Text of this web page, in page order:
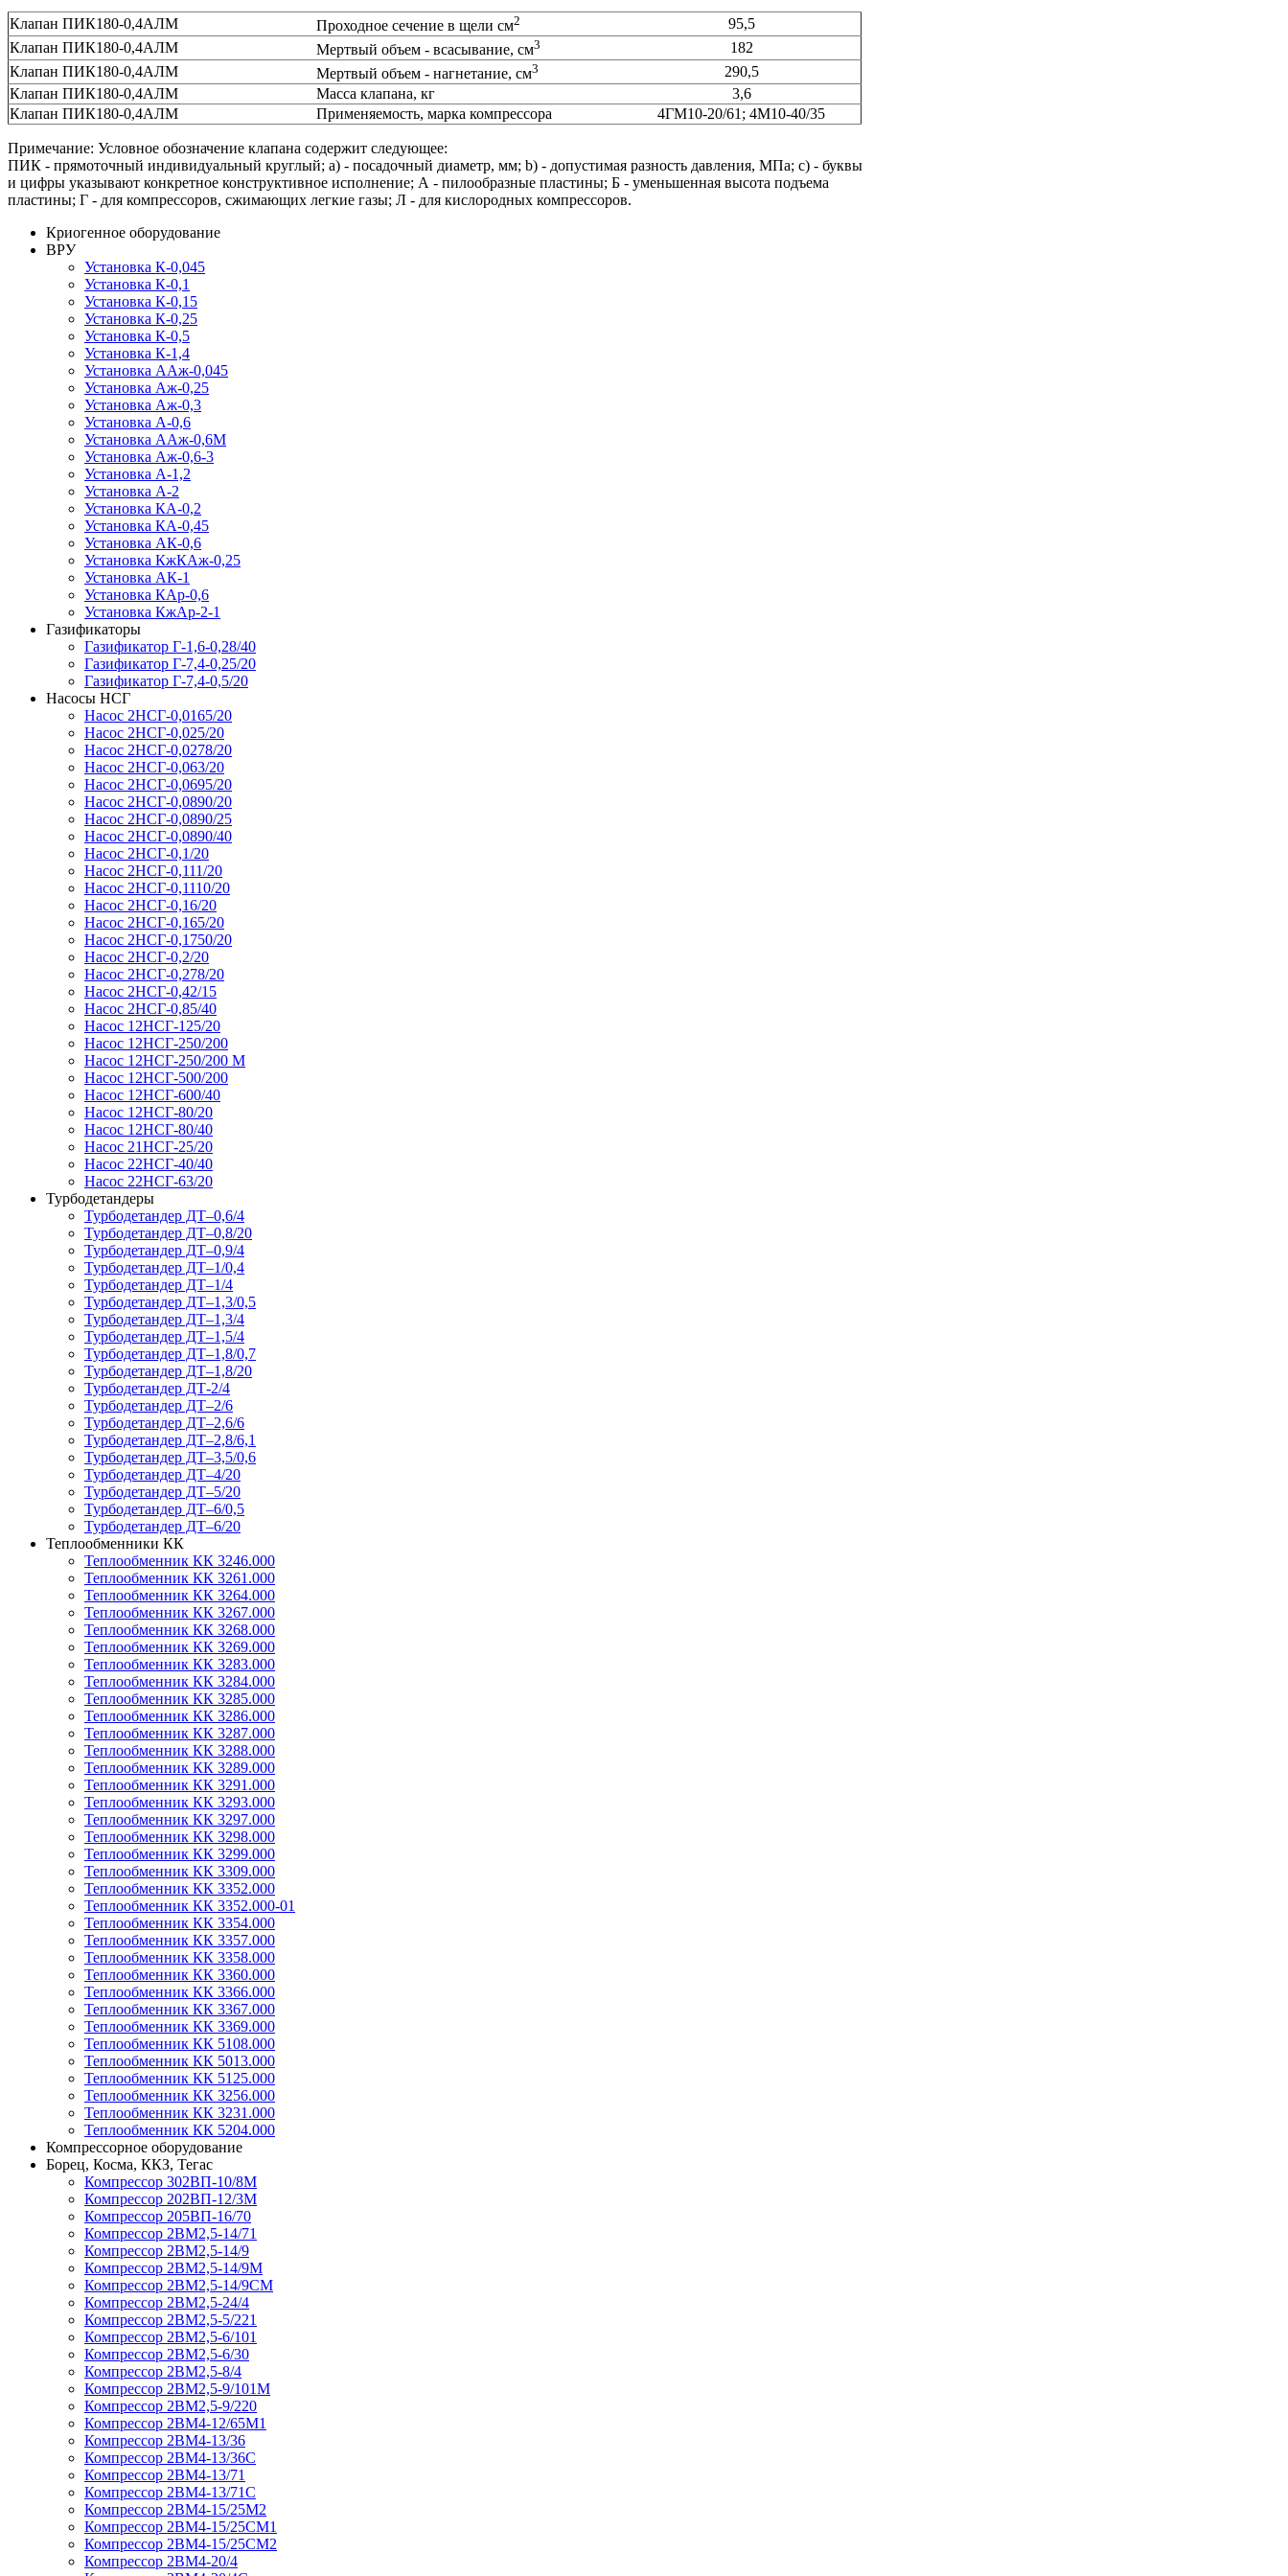
Клапан ПИК180-0,4АЛМ Проходное сечение в щели см2
95,5
Клапан ПИК180-0,4АЛМ
Мертвый объем - всасывание, см3
182
Клапан ПИК180-0,4АЛМ
Мертвый объем - нагнетание, см3
290,5
Клапан ПИК180-0,4АЛМ
Масса клапана, кг
3,6
Клапан ПИК180-0,4АЛМ
Применяемость, марка компрессора 4ГМ10-20/61; 4М10-40/35
Примечание: Условное обозначение клапана содержит следующее:
ПИК - прямоточный индивидуальный круглый; a) - посадочный диаметр, мм; b) - допустимая разность давления, МПа; c) - буквы
и цифры указывают конкретное конструктивное исполнение; А - пилообразные пластины; Б - уменьшенная высота подъема
пластины; Г - для компрессоров, сжимающих легкие газы; Л - для кислородных компрессоров.
Криогенное оборудование
ВРУ
Установка К-0,045
Установка К-0,1
Установка К-0,15
Установка К-0,25
Установка К-0,5
Установка К-1,4
Установка ААж-0,045
Установка Аж-0,25
Установка Аж-0,3
Установка А-0,6
Установка ААж-0,6М
Установка Аж-0,6-3
Установка А-1,2
Установка А-2
Установка КА-0,2
Установка КА-0,45
Установка АК-0,6
Установка КжКАж-0,25
Установка АК-1
Установка КАр-0,6
Установка КжАр-2-1
Газификаторы
Газификатор Г-1,6-0,28/40
Газификатор Г-7,4-0,25/20
Газификатор Г-7,4-0,5/20
Насосы НСГ
Насос 2НСГ-0,0165/20
Насос 2НСГ-0,025/20
Насос 2НСГ-0,0278/20
Насос 2НСГ-0,063/20
Насос 2НСГ-0,0695/20
Насос 2НСГ-0,0890/20
Насос 2НСГ-0,0890/25
Насос 2НСГ-0,0890/40
Насос 2НСГ-0,1/20
Насос 2НСГ-0,111/20
Насос 2НСГ-0,1110/20
Насос 2НСГ-0,16/20
Насос 2НСГ-0,165/20
Насос 2НСГ-0,1750/20
Насос 2НСГ-0,2/20
Насос 2НСГ-0,278/20
Насос 2НСГ-0,42/15
Насос 2НСГ-0,85/40
Насос 12НСГ-125/20
Насос 12НСГ-250/200
Насос 12НСГ-250/200 М
Насос 12НСГ-500/200
Насос 12НСГ-600/40
Насос 12НСГ-80/20
Насос 12НСГ-80/40
Насос 21НСГ-25/20
Насос 22НСГ-40/40
Насос 22НСГ-63/20
Турбодетандеры
Турбодетандер ДТ–0,6/4
Турбодетандер ДТ–0,8/20
Турбодетандер ДТ–0,9/4
Турбодетандер ДТ–1/0,4
Турбодетандер ДТ–1/4
Турбодетандер ДТ–1,3/0,5
Турбодетандер ДТ–1,3/4
Турбодетандер ДТ–1,5/4
Турбодетандер ДТ–1,8/0,7
Турбодетандер ДТ–1,8/20
Турбодетандер ДТ-2/4
Турбодетандер ДТ–2/6
Турбодетандер ДТ–2,6/6
Турбодетандер ДТ–2,8/6,1
Турбодетандер ДТ–3,5/0,6
Турбодетандер ДТ–4/20
Турбодетандер ДТ–5/20
Турбодетандер ДТ–6/0,5
Турбодетандер ДТ–6/20
Теплообменники КК
Теплообменник КК 3246.000
Теплообменник КК 3261.000
Теплообменник КК 3264.000
Теплообменник КК 3267.000
Теплообменник КК 3268.000
Теплообменник КК 3269.000
Теплообменник КК 3283.000
Теплообменник КК 3284.000
Теплообменник КК 3285.000
Теплообменник КК 3286.000
Теплообменник КК 3287.000
Теплообменник КК 3288.000
Теплообменник КК 3289.000
Теплообменник КК 3291.000
Теплообменник КК 3293.000
Теплообменник КК 3297.000
Теплообменник КК 3298.000
Теплообменник КК 3299.000
Теплообменник КК 3309.000
Теплообменник КК 3352.000
Теплообменник КК 3352.000-01
Теплообменник КК 3354.000
Теплообменник КК 3357.000
Теплообменник КК 3358.000
Теплообменник КК 3360.000
Теплообменник КК 3366.000
Теплообменник КК 3367.000
Теплообменник КК 3369.000
Теплообменник КК 5108.000
Теплообменник КК 5013.000
Теплообменник КК 5125.000
Теплообменник КК 3256.000
Теплообменник КК 3231.000
Теплообменник КК 5204.000
Компрессорное оборудование
Борец, Косма, ККЗ, Тегас
Компрессор 302ВП-10/8М
Компрессор 202ВП-12/3М
Компрессор 205ВП-16/70
Компрессор 2ВМ2,5-14/71
Компрессор 2ВМ2,5-14/9
Компрессор 2ВМ2,5-14/9М
Компрессор 2ВМ2,5-14/9СМ
Компрессор 2ВМ2,5-24/4
Компрессор 2ВМ2,5-5/221
Компрессор 2ВМ2,5-6/101
Компрессор 2ВМ2,5-6/30
Компрессор 2ВМ2,5-8/4
Компрессор 2ВМ2,5-9/101М
Компрессор 2ВМ2,5-9/220
Компрессор 2ВМ4-12/65М1
Компрессор 2ВМ4-13/36
Компрессор 2ВМ4-13/36С
Компрессор 2ВМ4-13/71
Компрессор 2ВМ4-13/71С
Компрессор 2ВМ4-15/25М2
Компрессор 2ВМ4-15/25СМ1
Компрессор 2ВМ4-15/25СМ2
Компрессор 2ВМ4-20/4